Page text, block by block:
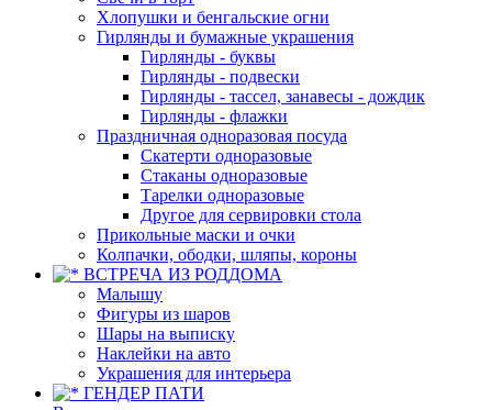
Хлопушки и бенгальские огни
Гирлянды и бумажные украшения
Гирлянды - буквы
Гирлянды - подвески
Гирлянды - тассел, занавесы - дождик
Гирлянды - флажки
Праздничная одноразовая посуда
Скатерти одноразовые
Стаканы одноразовые
Тарелки одноразовые
Другое для сервировки стола
Прикольные маски и очки
Колпачки, ободки, шляпы, короны
ВСТРЕЧА ИЗ РОДДОМА
Малышу
Фигуры из шаров
Шары на выписку
Наклейки на авто
Украшения для интерьера
ГЕНДЕР ПАТИ